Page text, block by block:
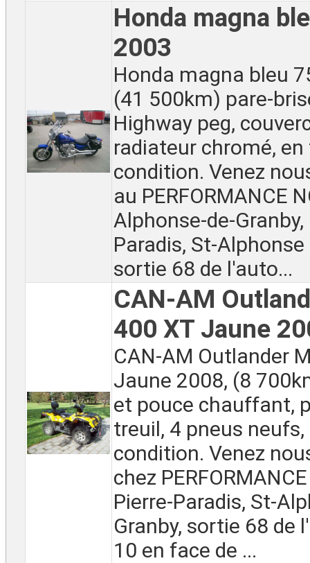
Honda magna
2003
Honda magna bleu
(41 500km) pare-
Highway peg,
radiateur chromé,
condition. Venez
au PERFORMANCE
Alphonse-de-
Paradis, St-Alphonse
sortie 68 de l'auto...
CAN-AM
400 XT Jaune
CAN-AM Outlander
Jaune 2008, (8
et pouce chauffant,
treuil, 4 pneus
condition. Venez
chez
Pierre-Paradis, St-
Granby, sortie 68 de
10 en face de ...